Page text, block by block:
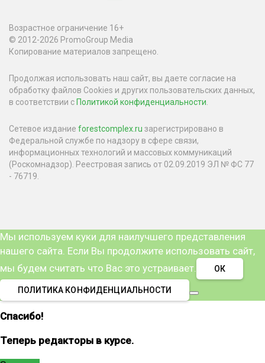
Возрастное ограничение 16+
© 2012-2026 PromoGroup Media
Копирование материалов запрещено.
Продолжая использовать наш сайт, вы даете согласие на
обработку файлов Cookies и других пользовательских данных,
в соответствии с Политикой конфиденциальности
Сетевое издание forestcomplex.ru зарегистрировано в
Федеральной службе по надзору в сфере связи,
информационных технологий и массовых коммуникаций
(Роскомнадзор). Реестровая запись от 02.09.2019 ЭЛ № ФС 77
- 76719.
Мы используем куки для наилучшего представления
нашего сайта. Если Вы продолжите использовать сайт,
мы будем считать что Вас это устраивает.
ОК
ПОЛИТИКА КОНФИДЕНЦИАЛЬНОСТИ
Спасибо!
Теперь редакторы в курсе.